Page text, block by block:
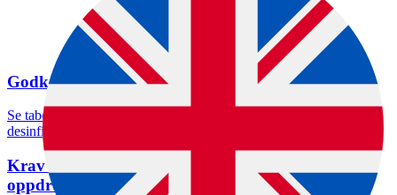
Velg oppgave
Godkjente desinfeksjonsmidler
Se tabellen over desinfeksjonsmidler som er godkjent når dere
desinfiserer akvakulturanlegg, transportenheter og utstyr.
Krav til opptak og håndtering av dødfisk i
oppdrettsanlegg